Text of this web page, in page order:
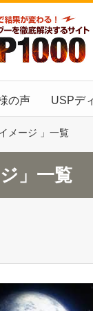
の声 USPデ
イメージ 」一覧
」一覧